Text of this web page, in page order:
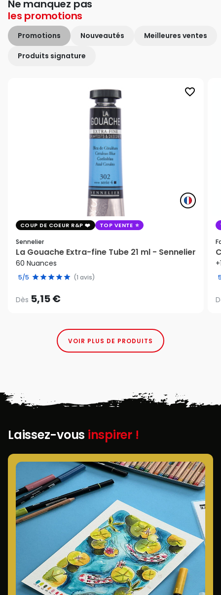
Ne manquez pas
les promotions
Promotions Nouveautés Meilleures ventes
Produits signature
favorite_border
COUP DE COEUR R&P TOP VENTE
Sennelier
La Gouache Extra-fine Tube 21 ml - Sennelier
60 Nuances
5/5 (1 avis)
Dès 5,15 €
VOIR PLUS DE PRODUITS
Laissez-vous inspirer !